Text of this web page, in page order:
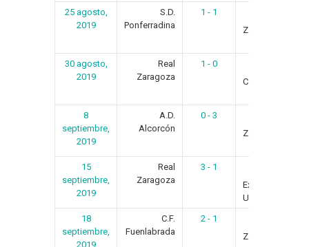
25 agosto,
2019
S.D.
Ponferradina
1 - 1
Zaragoza
30 agosto,
2019
Real
Zaragoza
1 - 0
C.F.
8
septiembre,
2019
A.D.
Alcorcón
0 - 3
Zaragoza
15
septiembre,
2019
Real
Zaragoza
3 - 1
Extremadura
U.D.
18
septiembre,
2019
C.F.
Fuenlabrada
2 - 1
Zaragoza